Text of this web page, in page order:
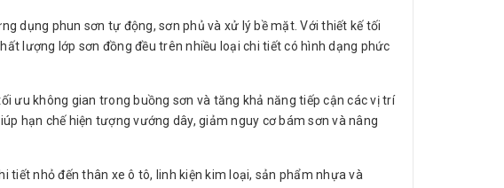
dụng phun sơn tự động, sơn phủ và xử lý bề mặt. Với thiết kế tối
lượng lớp sơn đồng đều trên nhiều loại chi tiết có hình dạng phức
ưu không gian trong buồng sơn và tăng khả năng tiếp cận các vị trí
hạn chế hiện tượng vướng dây, giảm nguy cơ bám sơn và nâng
tiết nhỏ đến thân xe ô tô, linh kiện kim loại, sản phẩm nhựa và